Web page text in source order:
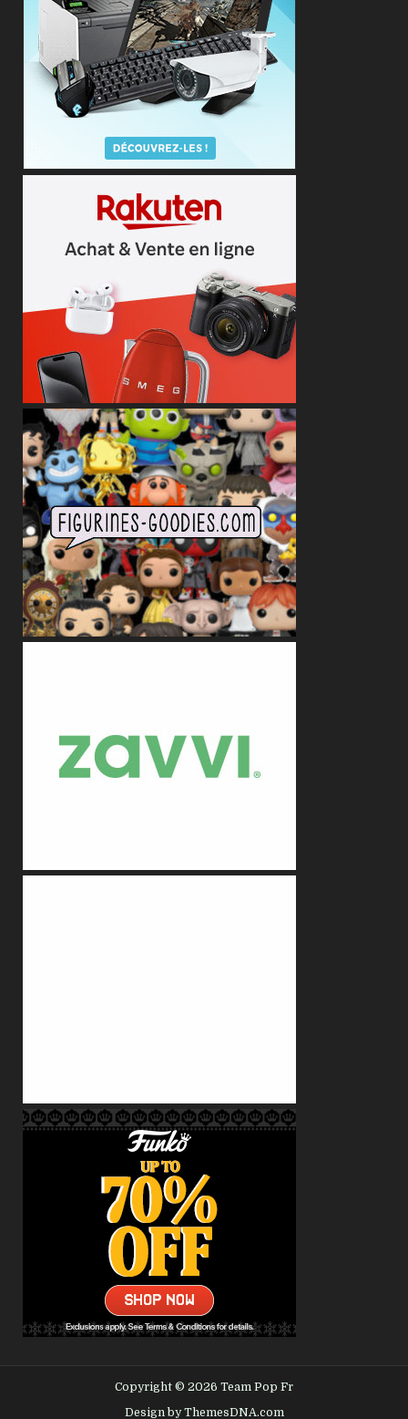
Copyright © 2026 Team Pop Fr
Design by ThemesDNA.com